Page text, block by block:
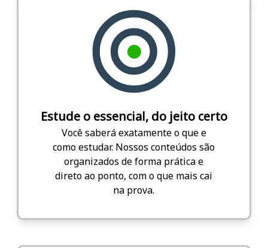
Estude o essencial, do jeito certo
Você saberá exatamente o que e
como estudar. Nossos conteúdos são
organizados de forma prática e
direto ao ponto, com o que mais cai
na prova.